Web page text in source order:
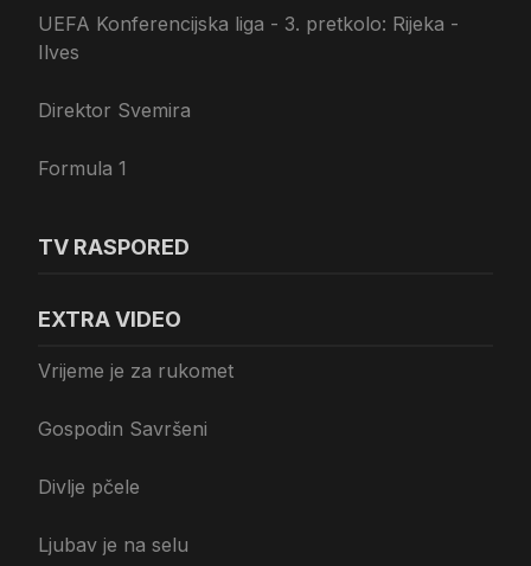
UEFA Konferencijska liga - 3. pretkolo: Rijeka -
Ilves
Direktor Svemira
Formula 1
TV RASPORED
EXTRA VIDEO
Vrijeme je za rukomet
Gospodin Savršeni
Divlje pčele
Ljubav je na selu